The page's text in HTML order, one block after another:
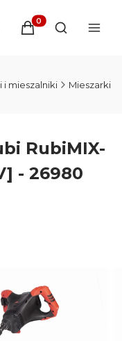
Produkty w
Otwórz
i mieszalniki Mieszarki
RubiMIX-
- 26980